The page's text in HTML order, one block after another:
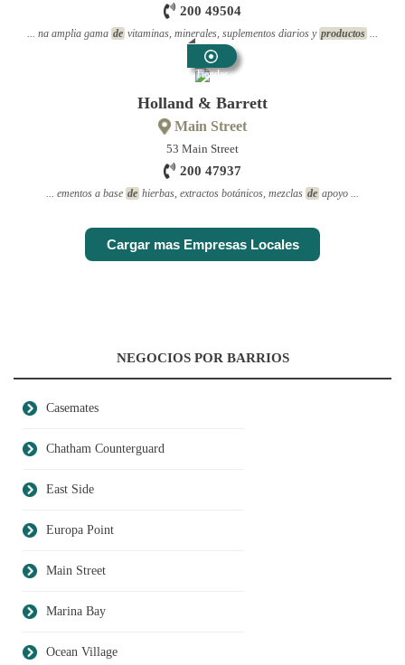
200 49504
... na amplia gama de vitaminas, minerales, suplementos diarios y productos
Tiendas
Salud
Holland & Barrett
Main Street
53 Main Street
200 47937
... ementos a base de hierbas, extractos botánicos, mezclas de apoyo ...
Cargar mas Empresas Locales
NEGOCIOS POR BARRIOS
Casemates
Chatham Counterguard
East Side
Europa Point
Main Street
Marina Bay
Ocean Village